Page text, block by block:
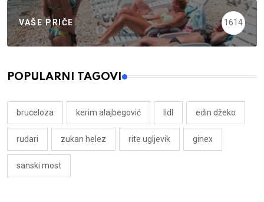
VAŠE PRIČE 1614
POPULARNI TAGOVI
bruceloza kerim alajbegović lidl edin džeko
rudari zukan helez rite ugljevik ginex
sanski most